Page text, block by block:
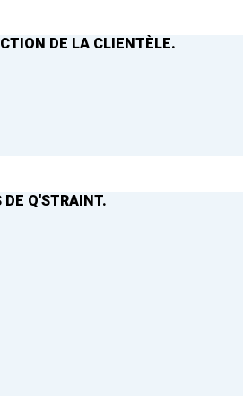
DE LA CLIENTÈLE.
DE Q'STRAINT.